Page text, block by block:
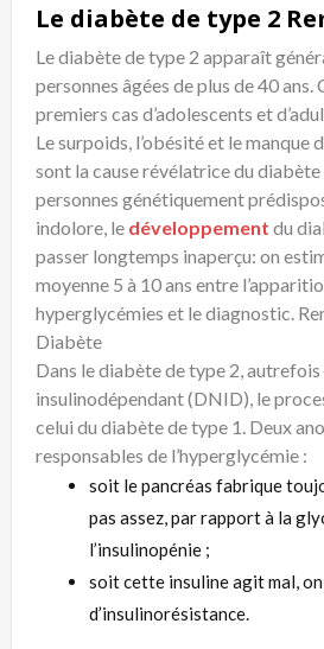
Le diabète de type 2 apparaît
personnes âgées de plus de 40 ans.
premiers cas d’adolescents et
Le surpoids, l’obésité et le manque
sont la cause révélatrice du diabète
personnes génétiquement
indolore, le développement du
passer longtemps inaperçu: on
moyenne 5 à 10 ans entre
hyperglycémies et le diagnostic.
Diabète
Dans le diabète de type 2, autrefois
insulinodépendant (DNID), le
celui du diabète de type 1. Deux
responsables de l’hyperglycémie :
soit le pancréas fabrique
pas assez, par rapport à la
l’insulinopénie ;
soit cette insuline agit mal,
d’insulinorésistance.